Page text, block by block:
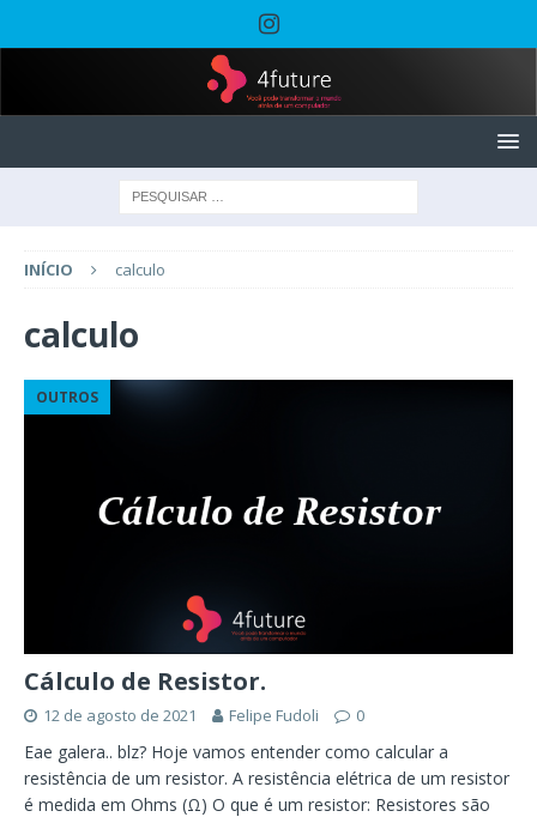
INÍCIO calculo
calculo
OUTROS
Cálculo de Resistor.
12 de agosto de 2021 Felipe Fudoli 0
Eae galera.. blz? Hoje vamos entender como calcular a
resistência de um resistor. A resistência elétrica de um resistor
é medida em Ohms (Ω) O que é um resistor: Resistores são